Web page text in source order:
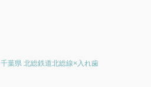
千葉県 北総鉄道北総線×入れ歯